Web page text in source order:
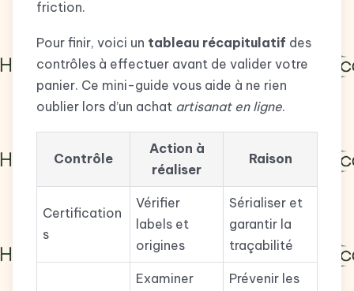
friction.
Pour finir, voici un tableau récapitulatif des
contrôles à effectuer avant de valider votre
panier. Ce mini-guide vous aide à ne rien
oublier lors d’un achat artisanat en ligne.
Contrôle
Action à
réaliser
Raison
Certification
s
Vérifier
labels et
origines
Sérialiser et
garantir la
traçabilité
Examiner
Prévenir les